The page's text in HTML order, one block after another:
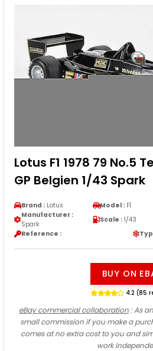
Lotus F1 1978 79 No.5
GP Belgien 1/43 Spark
Brand : Lotus Model : F1
Manufacturer :
Spark
Scale : 1/43
Reference :
BUY ON
4.2 (85
eBay commercial collaboration: As
small commission if you make a
comes at no extra cost to you and
work